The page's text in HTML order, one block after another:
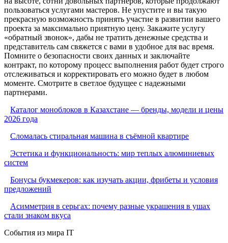
пользоваться услугами мастеров. Не упустите и вы такую
прекрасную возможность принять участие в развитии вашего
проекта за максимально приятную цену. Закажите услугу
«обратный звонок», дабы не тратить денежные средства и
представитель сам свяжется с вами в удобное для вас время.
Помните о безопасности своих данных и заключайте
контракт, по которому процесс выполнения работ будет строго
отслеживаться и корректировать его можно будет в любом
моменте. Смотрите в светлое будущее с надежными
партнерами.
Каталог моноблоков в Казахстане — бренды, модели и цены
2026 года
Сломалась стиральная машина в съёмной квартире
Эстетика и функциональность: мир теплых алюминиевых
систем
Бонусы букмекеров: как изучать акции, фрибеты и условия
предложений
Асимметрия в серьгах: почему разные украшения в ушах
стали знаком вкуса
События из мира IT